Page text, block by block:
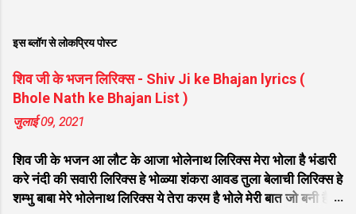
इस ब्लॉग से लोकप्रिय पोस्ट
शिव जी के भजन लिरिक्स - Shiv Ji ke Bhajan lyrics (
Bhole Nath ke Bhajan List )
जुलाई 09, 2021
शिव जी के भजन आ लौट के आजा भोलेनाथ लिरिक्स मेरा भोला है भंडारी
करे नंदी की सवारी लिरिक्स हे भोळ्या शंकरा आवड तुला बेलाची लिरिक्स हे
शम्भु बाबा मेरे भोलेनाथ लिरिक्स ये तेरा करम है भोले मेरी बात जो बनी है